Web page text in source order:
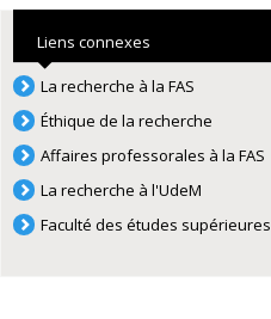
Liens connexes
La recherche à la FAS
Éthique de la recherche
Affaires professorales à la FAS
La recherche à l'UdeM
Faculté des études